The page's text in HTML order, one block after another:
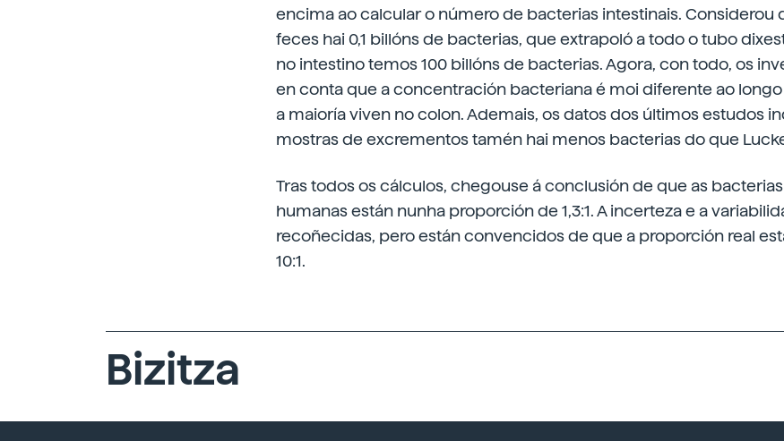
encima ao calcular o número de bacterias intestinais. Considerou
feces hai 0,1 billóns de bacterias, que extrapoló a todo o tubo
no intestino temos 100 billóns de bacterias. Agora, con todo, os
en conta que a concentración bacteriana é moi diferente ao
a maioría viven no colon. Ademais, os datos dos últimos estudos
mostras de excrementos tamén hai menos bacterias do que
Tras todos os cálculos, chegouse á conclusión de que as
humanas están nunha proporción de 1,3:1. A incerteza e a
recoñecidas, pero están convencidos de que a proporción real
10:1.
Bizitza